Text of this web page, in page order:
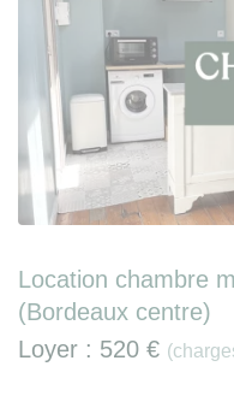
Location chambre
(Bordeaux centre)
Loyer : 520 €